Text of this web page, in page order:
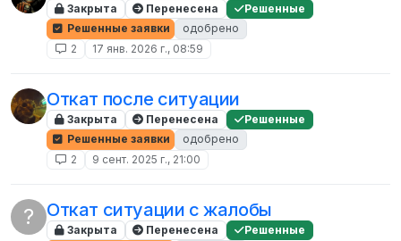
Закрыта Перенесена
Решенные
Решенные заявки
одобрено
2
17 янв. 2026 г., 08:59
Откат после ситуации
Закрыта Перенесена
Решенные
Решенные заявки
одобрено
2
9 сент. 2025 г., 21:00
? Откат ситуации с жалобы
Закрыта Перенесена
Решенные